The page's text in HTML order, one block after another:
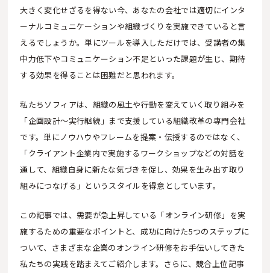
大きく変化せざるを得ない今、あなたの会社では適切にインタ
ーナルコミュニケーションや組織づくりを実施できていると言
えるでしょうか。単にツールを導入しただけでは、受講者の集
中力低下やコミュニケーション不足といった課題が生じ、期待
する効果を得ることは困難だと思われます。
私たちソフィアは、組織の風土や行動を変えていく取り組みを
「企画設計〜実行継続」まで支援している組織改革の専門会社
です。単にノウハウやフレームを提案・伝授するのではなく、
「クライアント企業内で実施するワークショップなどの対話を
通して、組織自身に新たな気づきを促し、効果を生み出す取り
組みにつなげる」というスタイルを得意としています。
この記事では、需要が急上昇している「オンライン研修」を実
施するための重要なポイントと、成功に向けた5つのステップに
ついて、さまざまな企業のオンライン研修をお手伝いしてきた
私たちの実践を踏まえてご紹介します。さらに、競合上位記事